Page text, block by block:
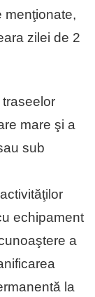
menţionate,
zilei de 2
mare şi a
sub
echipament
a
la